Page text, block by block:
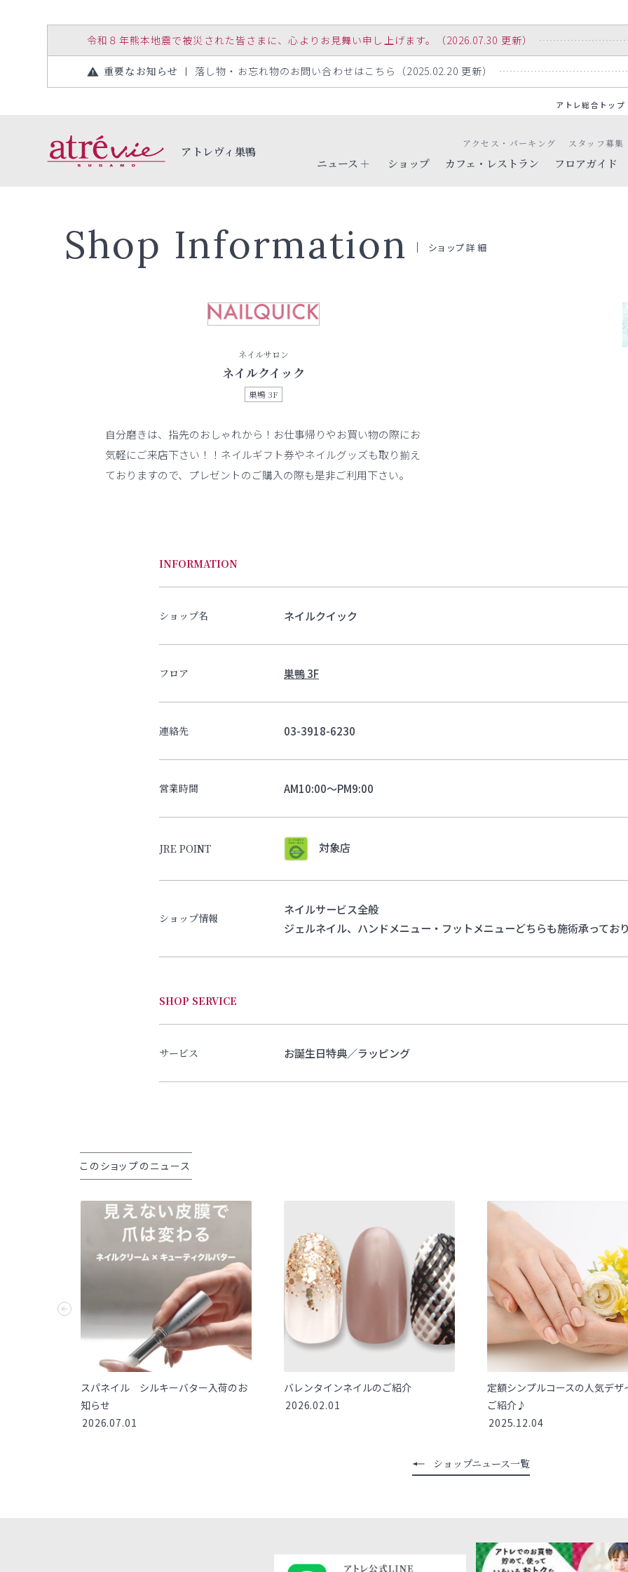
令和８年熊本地震で被災された皆さまに、心よりお見舞い申し上げます。（2026.07.30 更新）
重要なお知らせ 落し物・お忘れ物のお問い合わせはこちら（2025.02.20 更新）
アトレ総合トップ
アトレヴィ巣鴨
ニュース
ショップ カフェ・レストラン フロアガイド
アクセス・パーキング スタッフ募集
Shop Information ショップ詳細
ネイルサロン
ネイルクイック
巣鴨 3F
自分磨きは、指先のおしゃれから！お仕事帰りやお買い物の際にお
気軽にご来店下さい！！ネイルギフト券やネイルグッズも取り揃え
ておりますので、プレゼントのご購入の際も是非ご利用下さい。
INFORMATION
ショップ名 ネイルクイック
フロア 巣鴨 3F
連絡先 03-3918-6230
営業時間 AM10:00～PM9:00
JRE POINT 対象店
ショップ情報
ネイルサービス全般
ジェルネイル、ハンドメニュー・フットメニューどちらも施術承ってお
SHOP SERVICE
サービス お誕生日特典／ラッピング
このショップのニュース
スパネイル シルキーバター入荷のお
知らせ
2026.07.01
バレンタインネイルのご紹介
2026.02.01
定額シンプルコースの人気デザ
ご紹介♪
2025.12.04
ショップニュース一覧